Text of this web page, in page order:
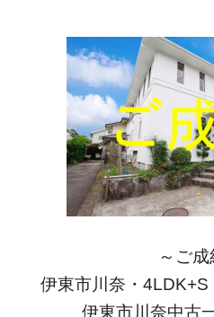
～ご成
伊東市川奈・4LDK+S
伊東市川奈中古